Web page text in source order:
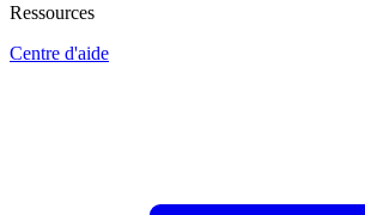
Ressources
Centre d'aide